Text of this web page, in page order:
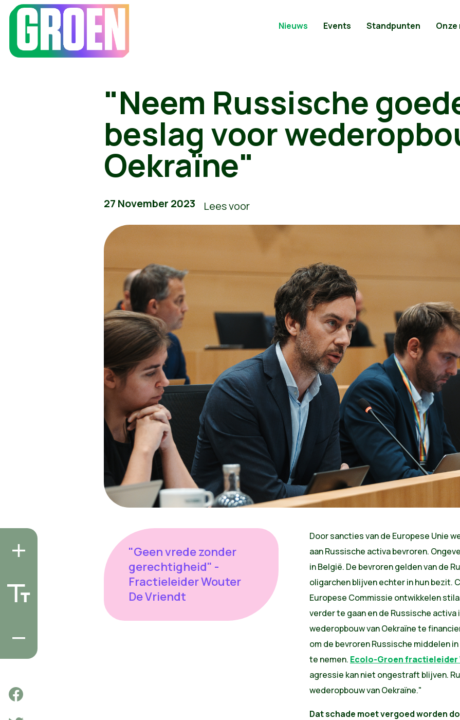
Nieuws Events Standpunten Onze
"Neem Russische
beslag voor
Oekraïne"
27 November 2023 Lees voor
"Geen vrede zonder
gerechtigheid" -
Fractieleider Wouter
De Vriendt
Door sancties van de Europese Unie
aan Russische activa bevroren.
in België. De bevroren gelden van de
oligarchen blijven echter in hun bezit.
Europese Commissie ontwikkelen
verder te gaan en de Russische activa
wederopbouw van Oekraïne te
om de bevroren Russische middelen
te nemen. Ecolo-Groen fractieleider
agressie kan niet ongestraft blijven.
wederopbouw van Oekraïne."
Dat schade moet vergoed worden